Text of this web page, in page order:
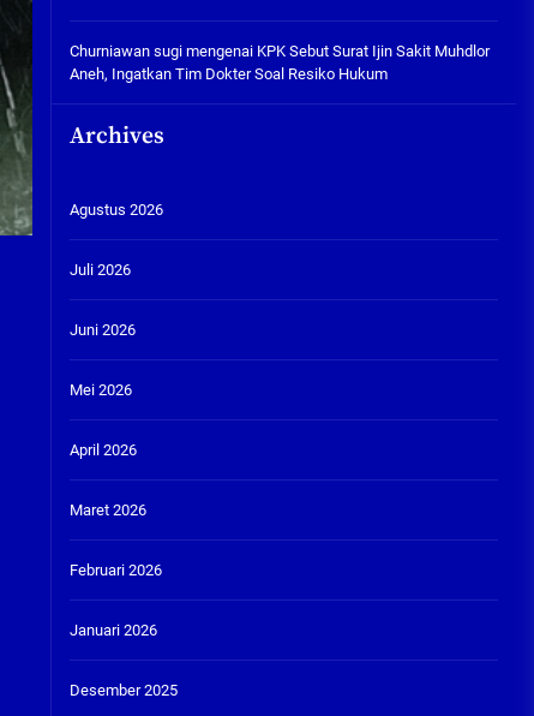
Churniawan sugimengenai KPK Sebut Surat Ijin Sakit Muhdlor
Aneh, Ingatkan Tim Dokter Soal Resiko Hukum
Archives
Agustus 2026
Juli 2026
Juni 2026
Mei 2026
April 2026
Maret 2026
Februari 2026
Januari 2026
Desember 2025